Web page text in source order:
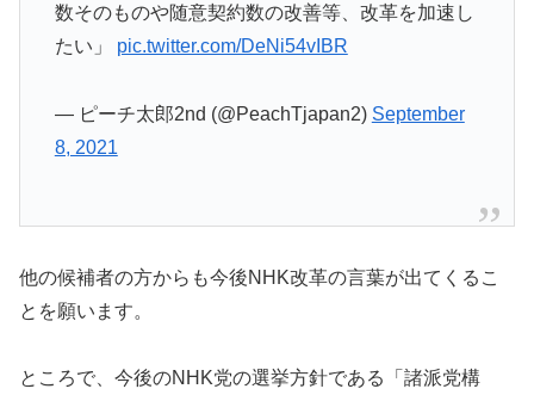
数そのものや随意契約数の改善等、改革を加速し
たい」 pic.twitter.com/DeNi54vIBR
— ピーチ太郎2nd (@PeachTjapan2) September
8, 2021
他の候補者の方からも今後NHK改革の言葉が出てくるこ
とを願います。
ところで、今後のNHK党の選挙方針である「諸派党構